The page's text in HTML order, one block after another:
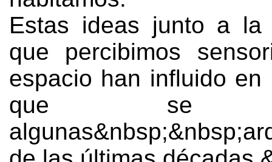
Estas ideas junto a la
que percibimos
espacio han influido en
que se